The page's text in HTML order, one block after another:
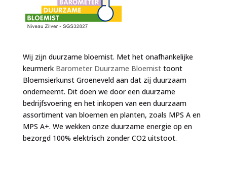
Wij zijn duurzame bloemist. Met het onafhankelijke
keurmerk Barometer Duurzame Bloemisttoont
Bloemsierkunst Groeneveld aan dat zij duurzaam
onderneemt. Dit doen we door een duurzame
bedrijfsvoering en het inkopen van een duurzaam
assortiment van bloemen en planten, zoals MPS A en
MPS A+. We wekken onze duurzame energie op en
bezorgd 100% elektrisch zonder CO2 uitstoot.